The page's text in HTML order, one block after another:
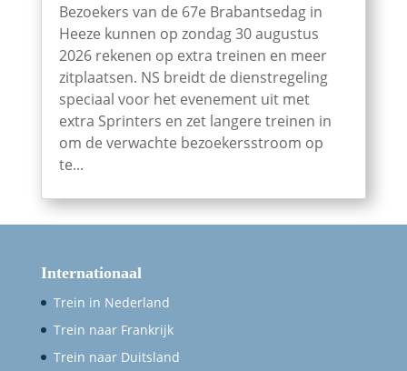
Bezoekers van de 67e Brabantsedag in
Heeze kunnen op zondag 30 augustus
2026 rekenen op extra treinen en meer
zitplaatsen. NS breidt de dienstregeling
speciaal voor het evenement uit met
extra Sprinters en zet langere treinen in
om de verwachte bezoekersstroom op
te...
Internationaal
Trein in Nederland
Trein naar Frankrijk
Trein naar Duitsland